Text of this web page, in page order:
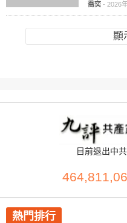
喬奕 - 2026
顯
目前退出中
熱門排行